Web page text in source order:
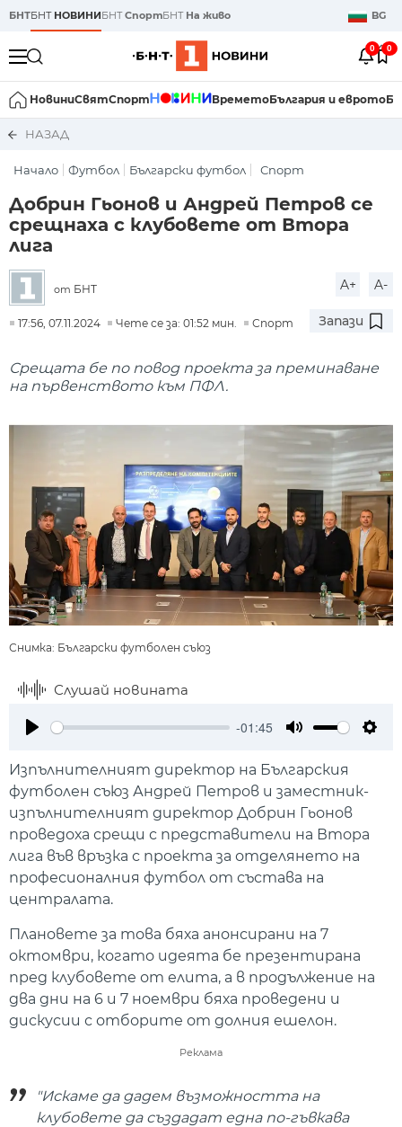
БНТБНТ НОВИНИБНТСпортБНТ На живо BG
0 0
НовиниСвятСпорт ВреметоБългария и еврото
НАЗАД
Начало Футбол Български футбол Спорт
Добрин Гьонов и Андрей Петров се
срещнаха с клубовете от Втора
лига
от БНТ A+ A-
17:56, 07.11.2024 Чете се за: 01:52 мин. Спорт Запази
Срещата бе по повод проекта за преминаване
на първенството към ПФЛ.
Снимка: Български футболен съюз
Слушай новината
-01:45
Изпълнителният директор на Българския
футболен съюз Андрей Петров и заместник-
изпълнителният директор Добрин Гьонов
проведоха срещи с представители на Втора
лига във връзка с проекта за отделянето на
професионалния футбол от състава на
централата.
Плановете за това бяха анонсирани на 7
октомври, когато идеята бе презентирана
пред клубовете от елита, а в продължение на
два дни на 6 и 7 ноември бяха проведени и
дискусии с отборите от долния ешелон.
Реклама
"Искаме да дадем възможността на
клубовете да създадат една по-гъвкава